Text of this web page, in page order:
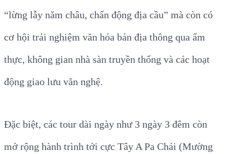
“lừng lẫy năm châu, chấn động địa cầu” mà còn có
cơ hội trải nghiệm văn hóa bản địa thông qua ẩm
thực, không gian nhà sàn truyền thống và các hoạt
động giao lưu văn nghệ.
Đặc biệt, các tour dài ngày như 3 ngày 3 đêm còn
mở rộng hành trình tới cực Tây A Pa Chải (Mường